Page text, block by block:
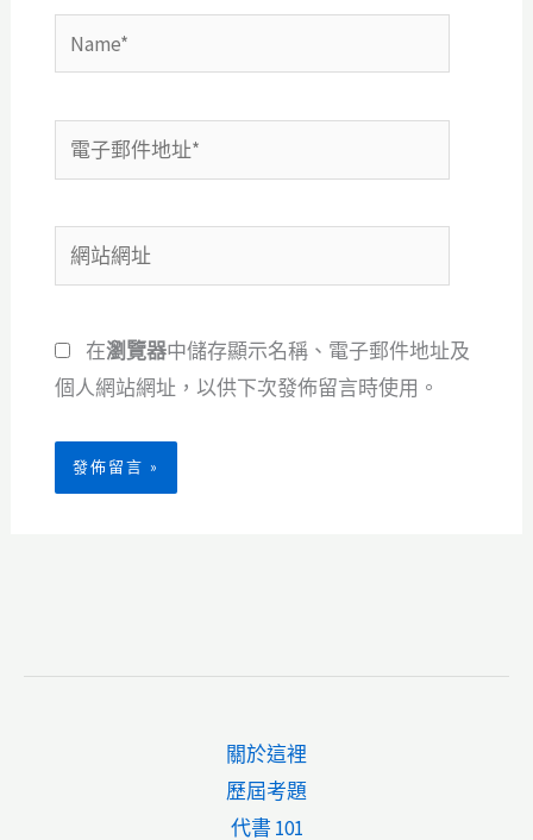
Name*
電
子
件
地
*
網
站
址
在瀏覽器中儲存顯示名稱、電子郵件地址及
個人網站網址，以供下次發佈留言時使用。
關於這裡
歷屆考題
代書 101